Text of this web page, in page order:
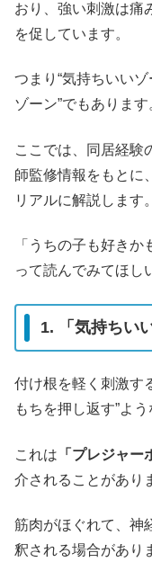
おり、強い刺激は痛
を促しています。
つまり“気持ちいい
ゾーン”でもあります
ここでは、同居経験
師監修情報をもとに、
リアルに解説します。
「うちの子も好き
って読んでみてほし
1. 「気持ちい
付け根を軽く刺激す
もちを押し返す”よ
これは 「プレジャー
介されることがあり
筋肉がほぐれて、神
釈される場合があり